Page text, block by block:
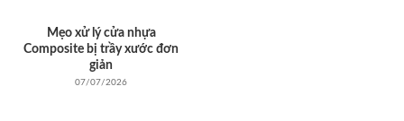
Mẹo xử lý cửa nhựa
Composite bị trầy xước đơn
giản
07/07/2026